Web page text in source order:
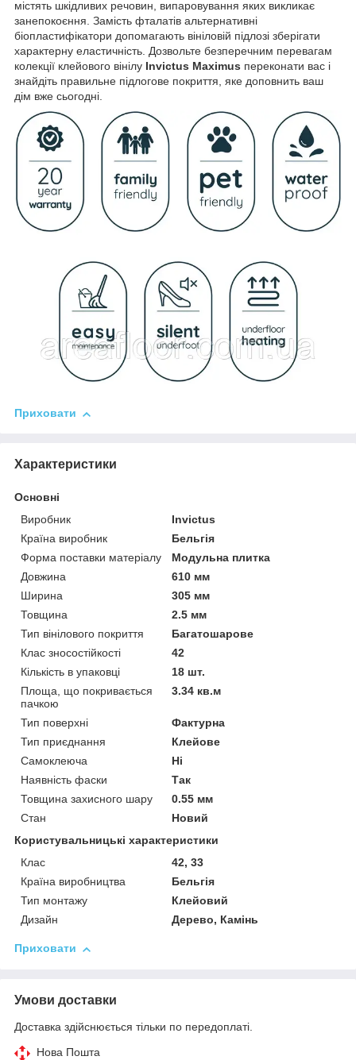
містять шкідливих речовин, випаровування яких викликає
занепокоєння. Замість фталатів альтернативні
біопластифікатори допомагають вініловій підлозі зберігати
характерну еластичність. Дозвольте безперечним перевагам
колекції клейового вінілу Invictus Maximus переконати вас і
знайдіть правильне підлогове покриття, яке доповнить ваш
дім вже сьогодні.
Приховати
Характеристики
Основні
Виробник
Invictus
Країна виробник
Бельгія
Форма поставки матеріалу
Модульна плитка
Довжина
610 мм
Ширина
305 мм
Товщина
2.5 мм
Тип вінілового покриття
Багатошарове
Клас зносостійкості
42
Кількість в упаковці
18 шт.
Площа, що покривається
пачкою
3.34 кв.м
Тип поверхні
Фактурна
Тип приєднання
Клейове
Самоклеюча
Ні
Наявність фаски
Так
Товщина захисного шару
0.55 мм
Стан
Новий
Користувальницькі характеристики
Клас
42, 33
Країна виробництва
Бельгія
Тип монтажу
Клейовий
Дизайн
Дерево, Камінь
Приховати
Умови доставки
Доставка здійснюється тільки по передоплаті.
Нова Пошта